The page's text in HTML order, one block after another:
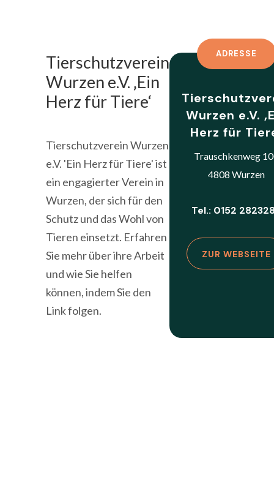
Tierschutzverein
Wurzen e.V. ‚Ein
Herz für Tiere‘
Tierschutzverein Wurzen
e.V. 'Ein Herz für Tiere' ist
ein engagierter Verein in
Wurzen, der sich für den
Schutz und das Wohl von
Tieren einsetzt. Erfahren
Sie mehr über ihre Arbeit
und wie Sie helfen
können, indem Sie den
Link folgen.
ADRESSE
Wurzen e.V.
Herz für
Trauschkenweg
4808 Wurzen
Tel.: 0152
ZUR WEBSEITE